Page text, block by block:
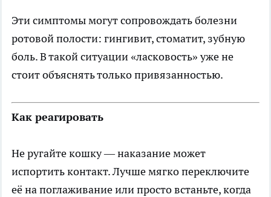
Эти симптомы могут сопровождать болезни
ротовой полости: гингивит, стоматит, зубную
боль. В такой ситуации «ласковость» уже не
стоит объяснять только привязанностью.
Как реагировать
Не ругайте кошку — наказание может
испортить контакт. Лучше мягко переключите
её на поглаживание или просто встаньте, когда